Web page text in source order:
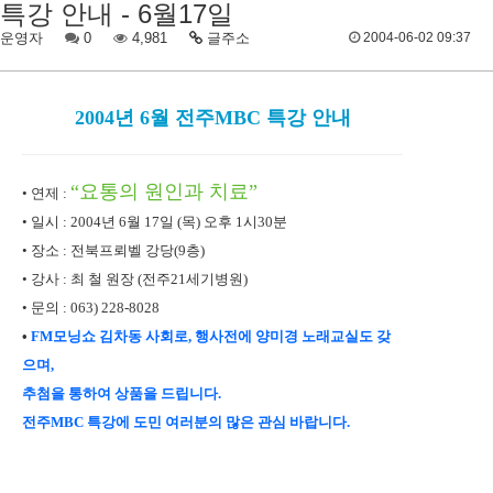
특강 안내 - 6월17일
운영자 0 4,981 글주소 2004-06-02 09:37
2004년 6월 전주MBC 특강 안내
• 연제 : “요통의 원인과 치료”
• 일시 : 2004년 6월 17일 (목) 오후 1시30분
• 장소 : 전북프뢰벨 강당(9층)
• 강사 : 최 철 원장 (전주21세기병원)
• 문의 : 063) 228-8028
• FM모닝쇼 김차동 사회로, 행사전에 양미경 노래교실도 갖
으며,
추첨을 통하여 상품을 드립니다.
전주MBC 특강에 도민 여러분의 많은 관심 바랍니다.